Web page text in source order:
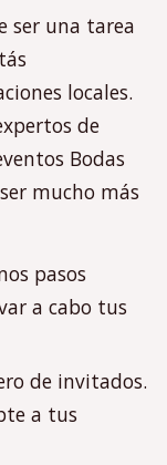
ser una tarea
locales.
de
Bodas
mucho más
pasos
a cabo tus
de invitados.
a tus